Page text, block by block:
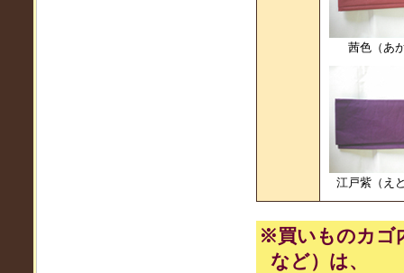
茜色（あ
江戸紫（え
※買いものカゴ
など）は、